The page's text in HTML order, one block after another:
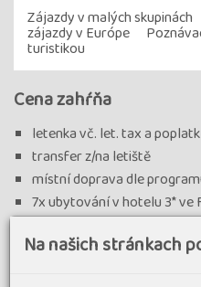
Zájazdy v malých skupinách
zájazdy v Európe
turistikou
Cena zahŕňa
letenka vč. let. tax a
transfer z/na letiště
místní doprava dle
7x ubytování v hotelu 3* ve
pobytová taxa cca 15 EUR
Na našich stránkach